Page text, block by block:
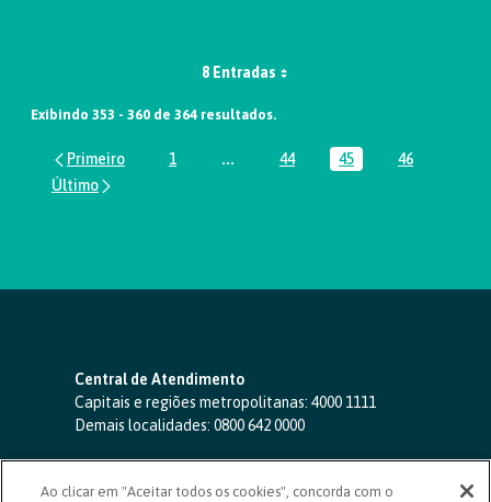
8 Entradas
Exibindo 353 - 360 de 364 resultados.
Página
1 ...Páginas intermediárias Usar ABA
Página
44 Página
45 Página
46
Central de Atendimento
Capitais e regiões metropolitanas: 4000 1111
Demais localidades: 0800 642 0000
SAC 24 horas-0800 724 4420
Ao clicar em "Aceitar todos os cookies", concorda com o